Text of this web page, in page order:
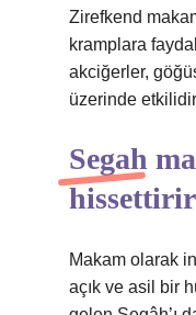
Zirefkend
kramplara
akciğerler,
üzerinde
Segah
Makam olarak
açık ve asil bir